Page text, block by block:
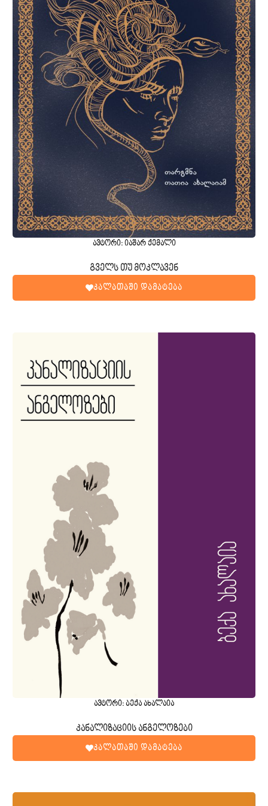
ავტორი: იაშარ ქემალი
გველს თუ მოკლავენ
კალათაში დამატება
ავტორი: ბექა ახალაია
კანალიზაციის ანგელოზები
კალათაში დამატება